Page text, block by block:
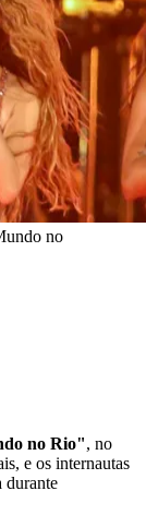
no
no Rio", no
e os internautas
durante